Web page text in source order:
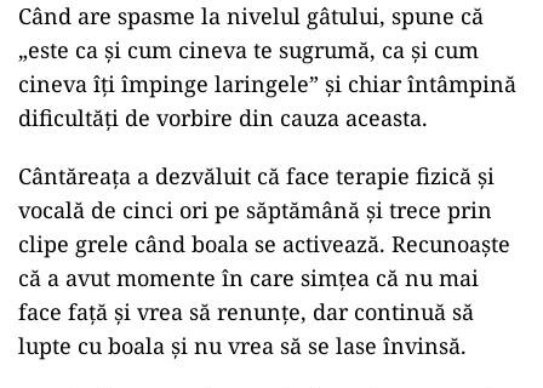
Când are spasme la nivelul gâtului, spune că
„este ca și cum cineva te sugrumă, ca și cum
cineva îți împinge laringele” și chiar întâmpină
dificultăți de vorbire din cauza aceasta.
Cântăreața a dezvăluit că face terapie fizică și
vocală de cinci ori pe săptămână și trece prin
clipe grele când boala se activează. Recunoaște
că a avut momente în care simțea că nu mai
face față și vrea să renunțe, dar continuă să
lupte cu boala și nu vrea să se lase învinsă.